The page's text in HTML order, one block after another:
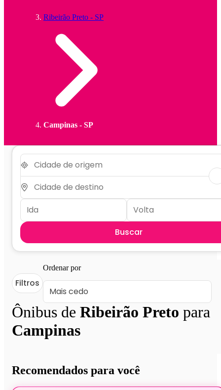
Ribeirão Preto - SP
Campinas - SP
Buscar
Ônibus de Ribeirão Preto para
Campinas
Filtros
Ordenar por
Recomendados para você